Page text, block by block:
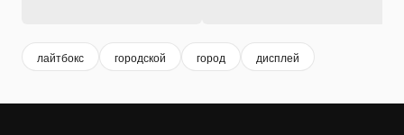
лайтбокс городской город дисплей